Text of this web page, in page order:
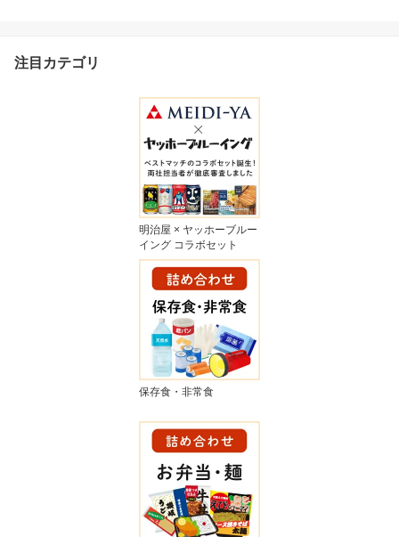
注目カテゴリ
明治屋 × ヤッホーブルー
イング コラボセット
保存食・非常食